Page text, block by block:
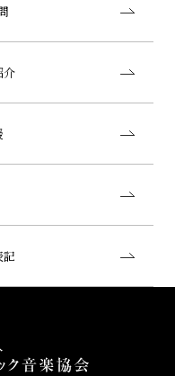
介
記